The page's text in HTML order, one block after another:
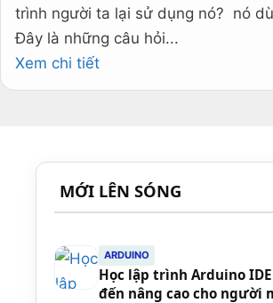
trình người ta lại sử dụng nó? nó
Đây là những câu hỏi...
Xem chi tiết
MỚI LÊN SÓNG
ARDUINO
Học lập trình Arduino
đến nâng cao cho người